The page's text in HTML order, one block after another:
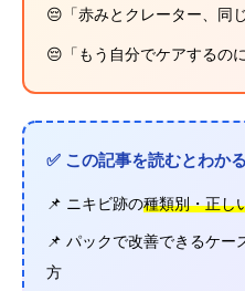
😔「赤みとクレーター、同
😔「もう自分でケアするの
✅ この記事を読むとわか
📌 ニキビ跡の種類別・正し
📌 パックで改善できるケー
方